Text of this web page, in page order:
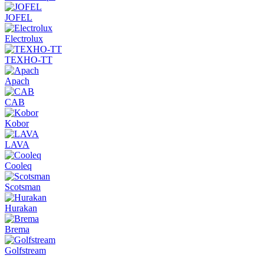
JOFEL
Electrolux
ТЕХНО-ТТ
Apach
CAB
Kobor
LAVA
Cooleq
Scotsman
Hurakan
Brema
Golfstream